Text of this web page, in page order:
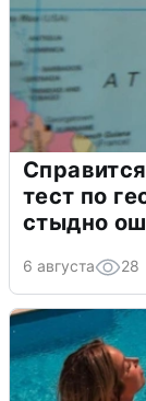
тест по
стыдно
6 августа 28